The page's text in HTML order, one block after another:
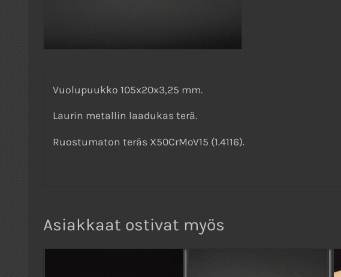
Vuolupuukko 105x20x3,25 mm.
Laurin metallin laadukas terä.
Ruostumaton teräs X50CrMoV15 (1.4116).
Asiakkaat ostivat myös